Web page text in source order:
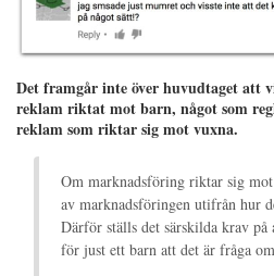
Det framgår inte över huvudtaget att
reklam riktat mot barn, något som
reklam som riktar sig mot vuxna.
Om marknadsföring riktar sig
av marknadsföringen utifrån hur
Därför ställs det särskilda krav
för just ett barn att det är fråga